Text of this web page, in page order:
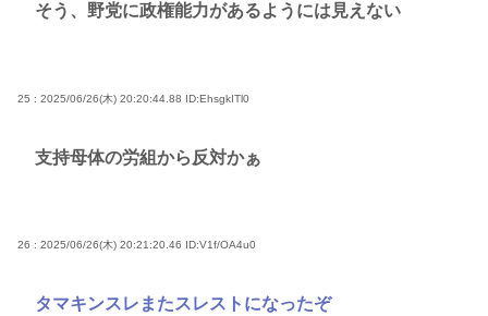
そう、野党に政権能力があるようには見えない
25 : 2025/06/26(木) 20:20:44.88 ID:EhsgkITl0
支持母体の労組から反対かぁ
26 : 2025/06/26(木) 20:21:20.46 ID:V1f/OA4u0
タマキンスレまたスレストになったぞ